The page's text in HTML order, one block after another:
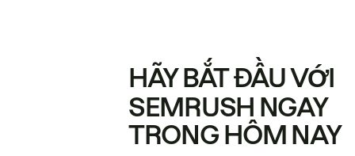
HÃY BẮT ĐẦU VỚI
SEMRUSH NGAY
TRONG HÔM NAY